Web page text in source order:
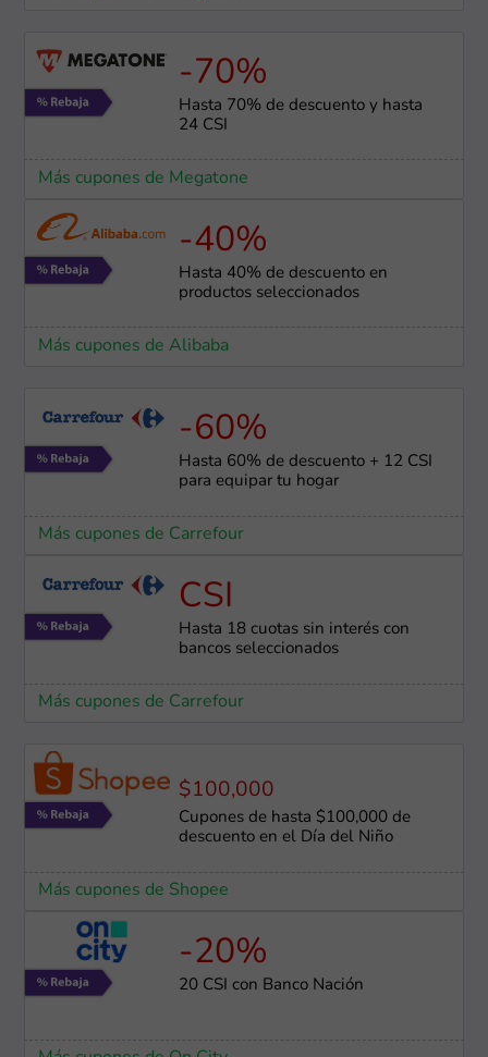
-70%
Hasta 70% de descuento y hasta
24 CSI
Más cupones de Megatone
-40%
Hasta 40% de descuento en
productos seleccionados
Más cupones de Alibaba
-60%
Hasta 60% de descuento + 12 CSI
para equipar tu hogar
Más cupones de Carrefour
CSI
Hasta 18 cuotas sin interés con
bancos seleccionados
Más cupones de Carrefour
$100,000
Cupones de hasta $100,000 de
descuento en el Día del Niño
Más cupones de Shopee
-20%
20 CSI con Banco Nación